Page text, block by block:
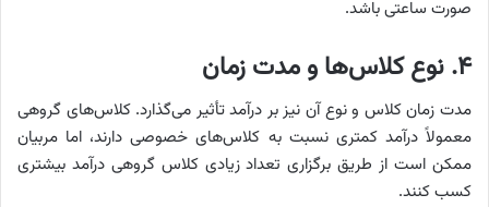
صورت ساعتی باشد.
۴. نوع کلاس‌ها و مدت زمان
مدت زمان کلاس و نوع آن نیز بر درآمد تأثیر می‌گذارد. کلاس‌های گروهی
معمولاً درآمد کمتری نسبت به کلاس‌های خصوصی دارند، اما مربیان
ممکن است از طریق برگزاری تعداد زیادی کلاس گروهی درآمد بیشتری
کسب کنند.